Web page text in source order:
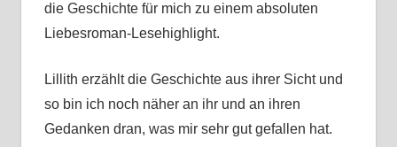
die Geschichte für mich zu einem absoluten
Liebesroman-Lesehighlight.
Lillith erzählt die Geschichte aus ihrer Sicht und
so bin ich noch näher an ihr und an ihren
Gedanken dran, was mir sehr gut gefallen hat.